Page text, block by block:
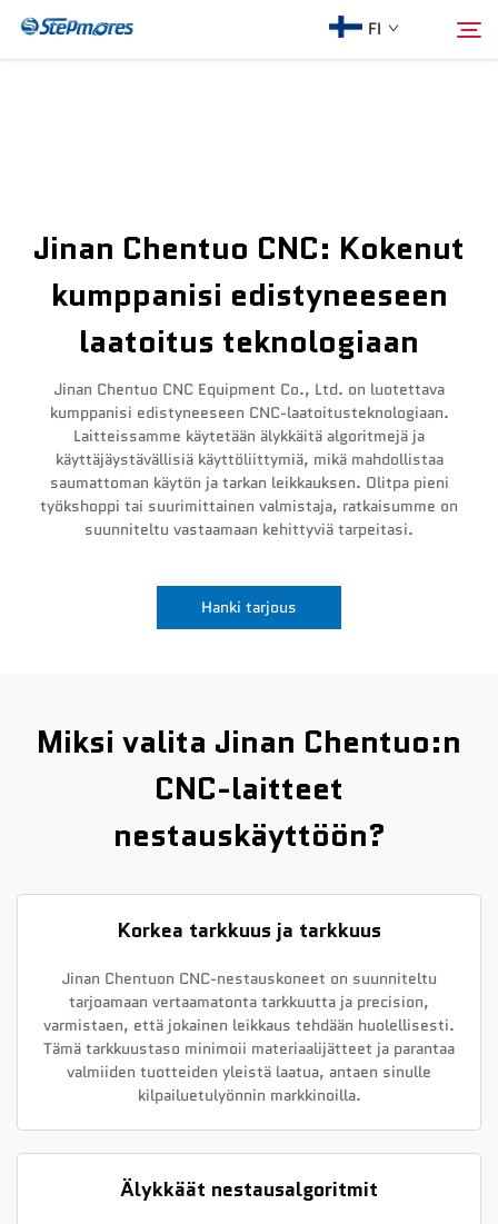
FI
Osta
Video
Uutiset
Jinan Chentuo CNC: Kokenut
kumppanisi edistyneeseen
laatoitus teknologiaan
Jinan Chentuo CNC Equipment Co., Ltd. on luotettava
kumppanisi edistyneeseen CNC-laatoitusteknologiaan.
Laitteissamme käytetään älykkäitä algoritmejä ja
käyttäjäystävällisiä käyttöliittymiä, mikä mahdollistaa
saumattoman käytön ja tarkan leikkauksen. Olitpa pieni
työkshoppi tai suurimittainen valmistaja, ratkaisumme on
suunniteltu vastaamaan kehittyviä tarpeitasi.
Hanki tarjous
Miksi valita Jinan Chentuo:n
CNC-laitteet
nestauskäyttöön?
Korkea tarkkuus ja tarkkuus
Jinan Chentuon CNC-nestauskoneet on suunniteltu
tarjoamaan vertaamatonta tarkkuutta ja precision,
varmistaen, että jokainen leikkaus tehdään huolellisesti.
Tämä tarkkuustaso minimoii materiaalijätteet ja parantaa
valmiiden tuotteiden yleistä laatua, antaen sinulle
kilpailuetulyönnin markkinoilla.
Älykkäät nestausalgoritmit